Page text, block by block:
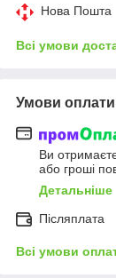
Нова Пошта
Всі умови
Умови оплати
Ви
або гроші
Детальніше
Післяплата
Всі умови